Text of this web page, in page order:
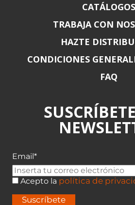
CATÁLOGOS
TRABAJA CON
HAZTE
CONDICIONES
FAQ
Email*
Acepto la política de
Suscríbete